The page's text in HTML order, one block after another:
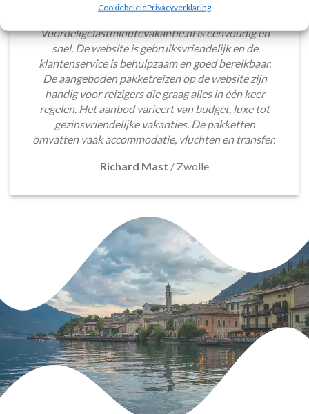
CookiebeleidPrivacyverklaring
Voordeligelastminutevakantie.nl is eenvoudig en
snel. De website is gebruiksvriendelijk en de
klantenservice is behulpzaam en goed bereikbaar.
De aangeboden pakketreizen op de website zijn
handig voor reizigers die graag alles in één keer
regelen. Het aanbod varieert van budget, luxe tot
gezinsvriendelijke vakanties. De pakketten
omvatten vaak accommodatie, vluchten en transfer.
Richard Mast / Zwolle